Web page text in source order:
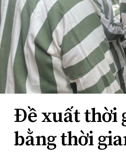
Quan điểm
Xi nhan Trái Phải
Bạn đọc viết
Đề xuất thời
bằng thời